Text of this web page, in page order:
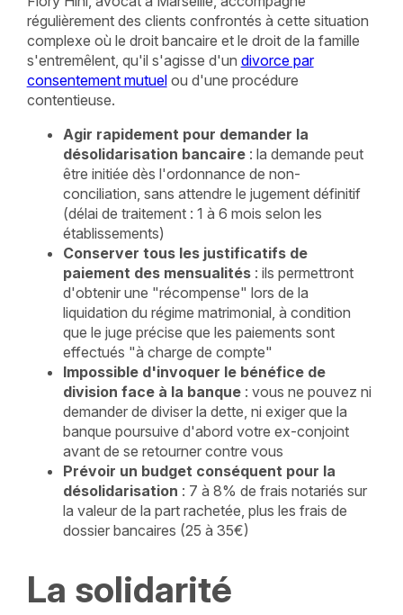
régulièrement des clients confrontés à cette situation
complexe où le droit bancaire et le droit de la famille
s'entremêlent, qu'il s'agisse d'un divorce par
consentement mutuelou d'une procédure
contentieuse.
Agir rapidement pour demander la
désolidarisation bancaire: la demande peut
être initiée dès l'ordonnance de non-
conciliation, sans attendre le jugement définitif
(délai de traitement : 1 à 6 mois selon les
établissements)
Conserver tous les justificatifs de
paiement des mensualités: ils permettront
d'obtenir une "récompense" lors de la
liquidation du régime matrimonial, à condition
que le juge précise que les paiements sont
effectués "à charge de compte"
Impossible d'invoquer le bénéfice de
division face à la banque: vous ne pouvez ni
demander de diviser la dette, ni exiger que la
banque poursuive d'abord votre ex-conjoint
avant de se retourner contre vous
Prévoir un budget conséquent pour la
désolidarisation : 7 à 8% de frais notariés sur
la valeur de la part rachetée, plus les frais de
dossier bancaires (25 à 35€)
La solidarité